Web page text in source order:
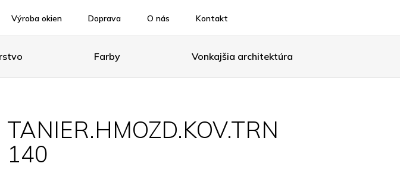
Výroba okien Doprava O nás Kontakt
Farby Vonkajšia architektúra
TANIER.HMOZD.KOV.TRN
140